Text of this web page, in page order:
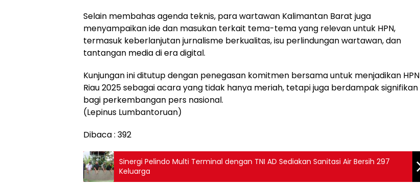
Selain membahas agenda teknis, para wartawan Kalimantan Barat juga
menyampaikan ide dan masukan terkait tema-tema yang relevan untuk HPN,
termasuk keberlanjutan jurnalisme berkualitas, isu perlindungan wartawan, dan
tantangan media di era digital.
Kunjungan ini ditutup dengan penegasan komitmen bersama untuk menjadikan HPN
Riau 2025 sebagai acara yang tidak hanya meriah, tetapi juga berdampak signifikan
bagi perkembangan pers nasional.
(Lepinus Lumbantoruan)
Dibaca : 392
Sinergi Pelindo Multi Terminal dengan TNI AD Sediakan Sanitasi Air Bersih 297
Keluarga